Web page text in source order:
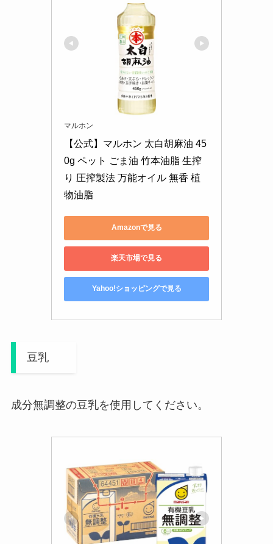
マルホン
【公式】マルホン 太白胡麻油 45
0g ペット ごま油 竹本油脂 生搾
り 圧搾製法 万能オイル 無香 植
物油脂
Amazonで見る
楽天市場で見る
Yahoo!ショッピングで見る
豆乳
成分無調整の豆乳を使用してください。